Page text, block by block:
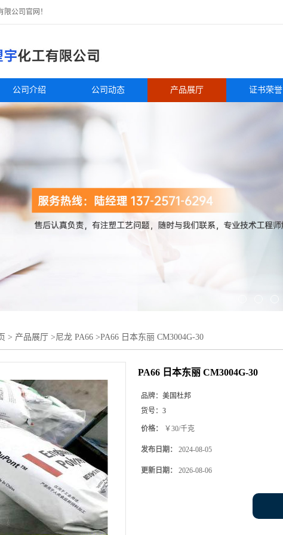
公司官网！
公司介绍 公司动态 产品展厅 证书荣誉
> 产品展厅 >尼龙 PA66 >PA66 日本东丽 CM3004G-30
PA66 日本东丽 CM3004G-30
品牌： 美国杜邦
货号： 3
价格： ￥30/千克
发布日期： 2024-08-05
更新日期： 2026-08-06